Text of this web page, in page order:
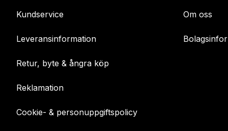
Kundservice
Leveransinformation
Retur, byte & ångra köp
Reklamation
Cookie- & personuppgiftspolicy
Om oss